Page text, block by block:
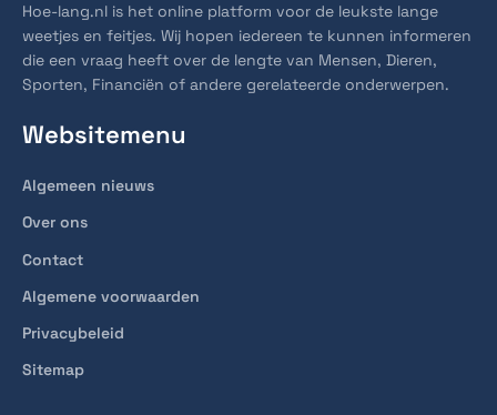
Hoe-lang.nl is het online platform voor de leukste lange
weetjes en feitjes. Wij hopen iedereen te kunnen informeren
die een vraag heeft over de lengte van Mensen, Dieren,
Sporten, Financiën of andere gerelateerde onderwerpen.
Websitemenu
Algemeen nieuws
Over ons
Contact
Algemene voorwaarden
Privacybeleid
Sitemap